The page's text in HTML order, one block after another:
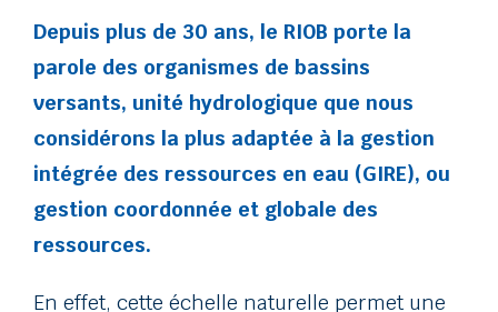
Depuis plus de 30 ans, le RIOB porte la
parole des organismes de bassins
versants, unité hydrologique que nous
considérons la plus adaptée à la gestion
intégrée des ressources en eau (GIRE), ou
gestion coordonnée et globale des
ressources.
En effet, cette échelle naturelle permet une